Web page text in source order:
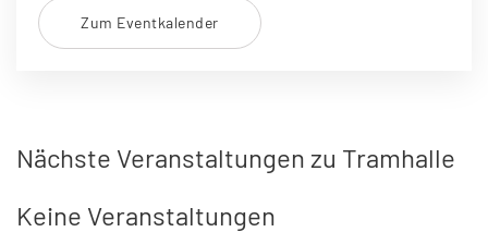
Zum Eventkalender
Nächste Veranstaltungen zu Tramhalle
Keine Veranstaltungen